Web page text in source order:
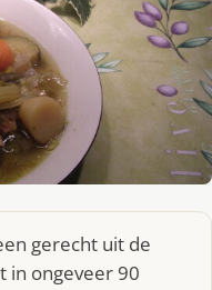
gerecht uit de
in ongeveer 90